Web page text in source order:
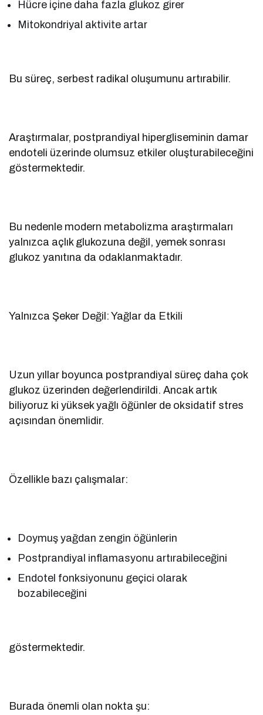
Hücre içine daha fazla glukoz girer
Mitokondriyal aktivite artar
Bu süreç, serbest radikal oluşumunu artırabilir.
Araştırmalar, postprandiyal hipergliseminin damar
endoteli üzerinde olumsuz etkiler oluşturabileceğini
göstermektedir.
Bu nedenle modern metabolizma araştırmaları
yalnızca açlık glukozuna değil, yemek sonrası
glukoz yanıtına da odaklanmaktadır.
Yalnızca Şeker Değil: Yağlar da Etkili
Uzun yıllar boyunca postprandiyal süreç daha çok
glukoz üzerinden değerlendirildi. Ancak artık
biliyoruz ki yüksek yağlı öğünler de oksidatif stres
açısından önemlidir.
Özellikle bazı çalışmalar:
Doymuş yağdan zengin öğünlerin
Postprandiyal inflamasyonu artırabileceğini
Endotel fonksiyonunu geçici olarak
bozabileceğini
göstermektedir.
Burada önemli olan nokta şu: